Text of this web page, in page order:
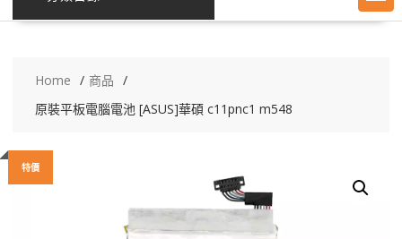
Home
商品
原裝平板電腦電池 [ASUS]華碩 c11pnc1 m548
特價